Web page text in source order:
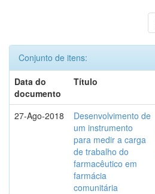
Conjunto de itens:
Data do
documento
Título
27-Ago-2018
Desenvolvimento de
um instrumento
para medir a carga
de trabalho do
farmacêutico em
farmácia
comunitária